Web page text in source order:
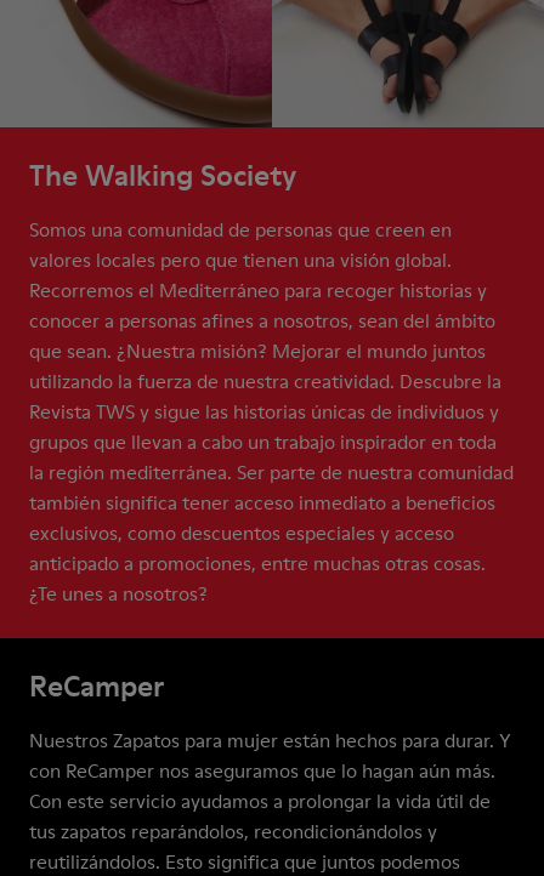
The Walking Society
Somos una comunidad de personas que creen en
valores locales pero que tienen una visión global.
Recorremos el Mediterráneo para recoger historias y
conocer a personas afines a nosotros, sean del ámbito
que sean. ¿Nuestra misión? Mejorar el mundo juntos
utilizando la fuerza de nuestra creatividad. Descubre la
Revista TWS y sigue las historias únicas de individuos y
grupos que llevan a cabo un trabajo inspirador en toda
la región mediterránea. Ser parte de nuestra comunidad
también significa tener acceso inmediato a beneficios
exclusivos, como descuentos especiales y acceso
anticipado a promociones, entre muchas otras cosas.
¿Te unes a nosotros?
ReCamper
Nuestros Zapatos para mujer están hechos para durar. Y
con ReCamper nos aseguramos que lo hagan aún más.
Con este servicio ayudamos a prolongar la vida útil de
tus zapatos reparándolos, recondicionándolos y
reutilizándolos. Esto significa que juntos podemos